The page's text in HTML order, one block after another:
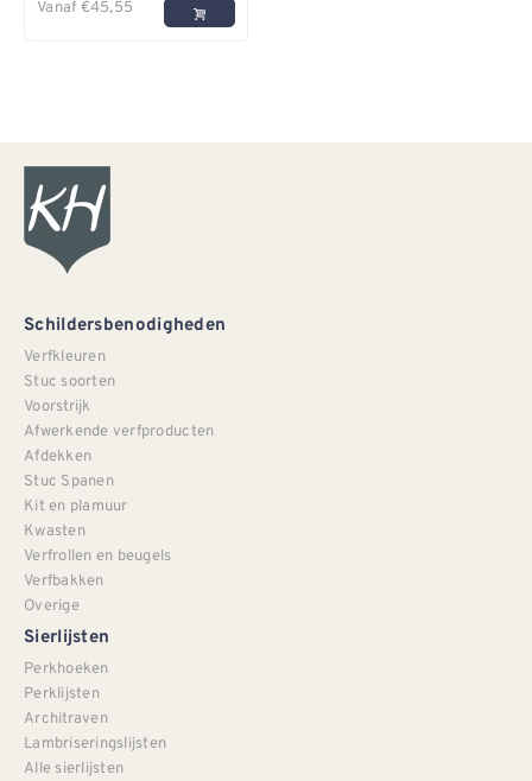
Vanaf €45,55
Schildersbenodigheden
Verfkleuren
Stuc soorten
Voorstrijk
Afwerkende verfproducten
Afdekken
Stuc Spanen
Kit en plamuur
Kwasten
Verfrollen en beugels
Verfbakken
Overige
Sierlijsten
Perkhoeken
Perklijsten
Architraven
Lambriseringslijsten
Alle sierlijsten